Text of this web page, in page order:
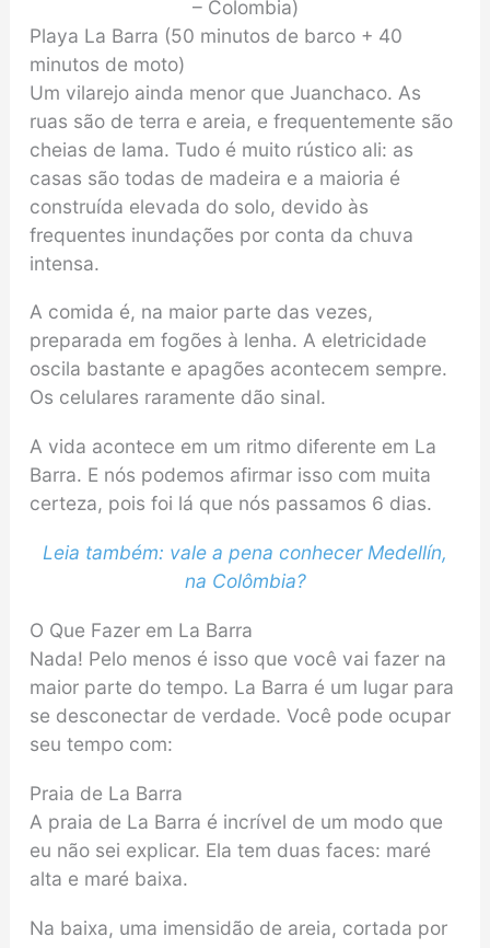
– Colombia)
Playa La Barra (50 minutos de barco + 40
minutos de moto)
Um vilarejo ainda menor que Juanchaco. As
ruas são de terra e areia, e frequentemente são
cheias de lama. Tudo é muito rústico ali: as
casas são todas de madeira e a maioria é
construída elevada do solo, devido às
frequentes inundações por conta da chuva
intensa.
A comida é, na maior parte das vezes,
preparada em fogões à lenha. A eletricidade
oscila bastante e apagões acontecem sempre.
Os celulares raramente dão sinal.
A vida acontece em um ritmo diferente em La
Barra. E nós podemos afirmar isso com muita
certeza, pois foi lá que nós passamos 6 dias.
Leia também: vale a pena conhecer Medellín,
na Colômbia?
O Que Fazer em La Barra
Nada! Pelo menos é isso que você vai fazer na
maior parte do tempo. La Barra é um lugar para
se desconectar de verdade. Você pode ocupar
seu tempo com:
Praia de La Barra
A praia de La Barra é incrível de um modo que
eu não sei explicar. Ela tem duas faces: maré
alta e maré baixa.
Na baixa, uma imensidão de areia, cortada por